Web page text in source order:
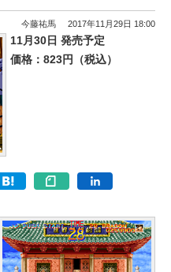
今藤祐馬 2017年11月29日 18:00
11月30日 発売予定
価格：823円（税込）